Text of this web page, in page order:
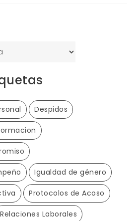
Despidos
Igualdad de género
Protocolos de Acoso
Relaciones Laborales